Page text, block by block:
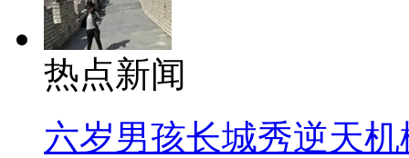
热点新闻
六岁男孩长城秀逆天机